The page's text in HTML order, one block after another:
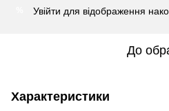
Увійти для відображення
До
Характеристики